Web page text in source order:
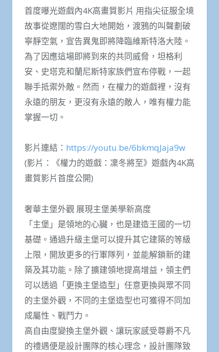
首度曝光遊戲內4K高畫質影片 用指尖征服全境
故事從遼闊的雪白大地開始，渡鴉的叫聲劃破
寧靜空氣，宣告異鬼即將降臨維斯特洛大陸。
為了因應這場即將到來的共同威脅，坦格利
安、史塔克和蘭尼斯特家族們宣布停戰，一起
聯手抵禦外敵。然而，在權力的遊戲裡，沒有
永遠的朋友，更沒有永遠的敵人，唯有權力能
掌握一切。
影片連結： https://youtu.be/6bkmqJaja9w
(影片：《權力的遊戲：凜冬將至》遊戲內4K高
畫質影片首度公開)
奢華主堡外觀 展現主堡美學新高度
「主堡」是領地的心臟，也是建造王國的一切
基礎。通過升級主堡可以提升其它建築的等級
上限，開放更多的行軍隊列，並能解鎖新的建
築及其功能。除了擴建領地提高增益，領主們
可以透過「更換主堡造型」任意更換與眾不同
的主堡外觀，不同的主堡造型也可獲得不同加
成屬性、戰鬥力。
高自由度變換主堡外觀、讓玩家感受尊爵不凡
的禮遇便是設計團隊的核心理念，設計團隊致